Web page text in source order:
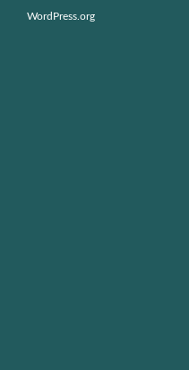
WordPress.org